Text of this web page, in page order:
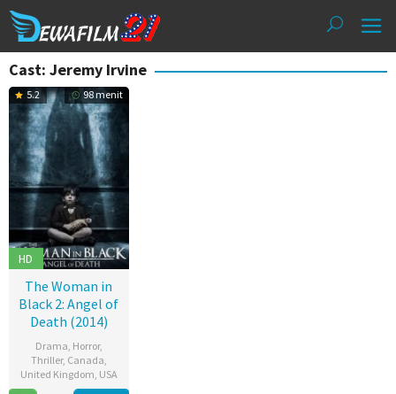
Loncat
ke
konten
Cast: Jeremy Irvine
5.2 98 menit
HD
The Woman in
Black 2: Angel of
Death (2014)
Drama Horror,
Thriller, Canada
United Kingdom USA